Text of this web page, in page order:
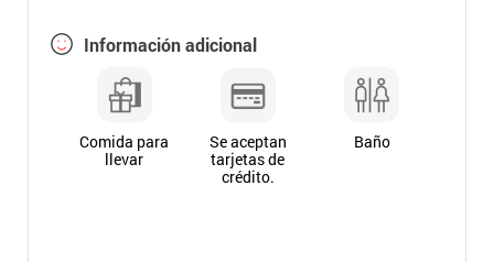
Información adicional
Comida para
llevar
Se aceptan
tarjetas de
crédito.
Baño